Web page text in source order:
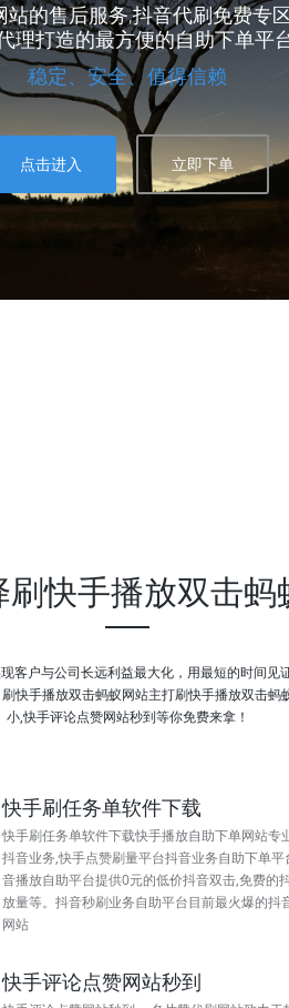
的售后服务,抖音代刷免费专
理打造的最方便的自助下单平
稳定、安全、值得信赖
点击进入 立即下单
快手播放双击蚂
户与公司长远利益最大化，用最短的时间
快手播放双击蚂蚁网站主打刷快手播放双击
小,快手评论点赞网站秒到等你免费来拿！
快手刷任务单软件下载
快手刷任务单软件下载快手播放自助下单网站专
抖音业务,快手点赞刷量平台抖音业务自助下单平
音播放自助平台提供0元的低价抖音双击,免费的
放量等。抖音秒刷业务自助平台目前最火爆的抖
网站
快手评论点赞网站秒到